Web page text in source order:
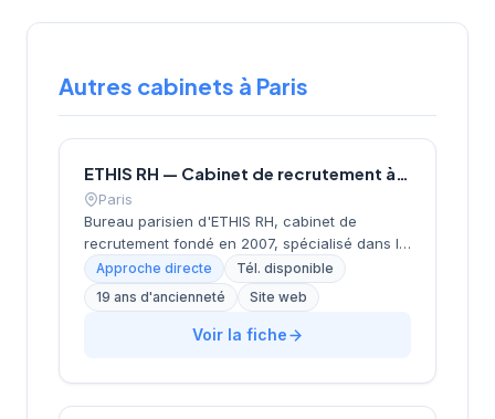
Autres cabinets à Paris
ETHIS RH — Cabinet de recrutement à Paris
Paris
Bureau parisien d'ETHIS RH, cabinet de
recrutement fondé en 2007, spécialisé dans le
conseil en ressources humaines, le
recrutement de cadres et dirigeants, le
coaching et l'outplacement. Situé au 16 rue de
Monceau dans le 8e arrondissement de Paris,
Approche directe
Tél. disponible
19 ans d'ancienneté
Site web
Voir la fiche